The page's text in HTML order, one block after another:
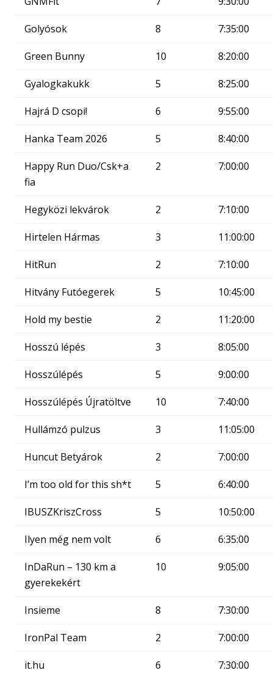
Golyósok 8 7:35:00
Green Bunny 10 8:20:00
Gyalogkakukk 5 8:25:00
Hajrá D csopi! 6 9:55:00
Hanka Team 2026 5 8:40:00
Happy Run Duo/Csk+a
fia
2 7:00:00
Hegyközi lekvárok 2 7:10:00
Hirtelen Hármas 3 11:00:00
HitRun 2 7:10:00
Hitvány Futóegerek 5 10:45:00
Hold my bestie 2 11:20:00
Hosszú lépés 3 8:05:00
Hosszúlépés 5 9:00:00
Hosszúlépés Újratöltve 10 7:40:00
Hullámzó pulzus 3 11:05:00
Huncut Betyárok 2 7:00:00
I’m too old for this sh*t 5 6:40:00
IBUSZKriszCross 5 10:50:00
Ilyen még nem volt 6 6:35:00
InDaRun – 130 km a
gyerekekért
10 9:05:00
Insieme 8 7:30:00
IronPal Team 2 7:00:00
it.hu 6 7:30:00